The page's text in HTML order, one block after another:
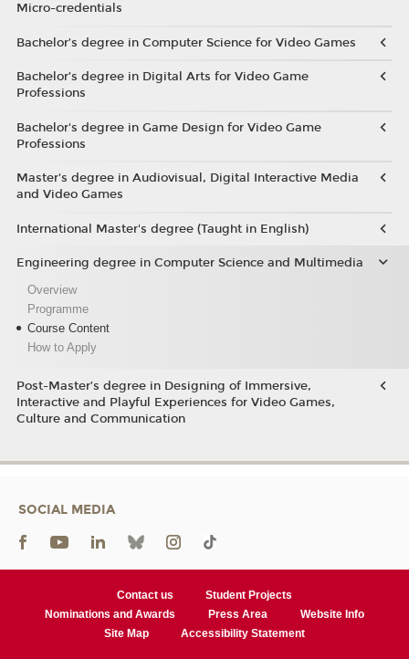
Micro-credentials
Bachelor’s degree in Computer Science for Video Games
Bachelor’s degree in Digital Arts for Video Game
Professions
Bachelor's degree in Game Design for Video Game
Professions
Master's degree in Audiovisual, Digital Interactive Media
and Video Games
International Master's degree (Taught in English)
Engineering degree in Computer Science and Multimedia
Overview
Programme
Course Content
How to Apply
Post-Master’s degree in Designing of Immersive,
Interactive and Playful Experiences for Video Games,
Culture and Communication
SOCIAL MEDIA
Contact us
Student Projects
Nominations and Awards
Press Area
Website Info
Site Map
Accessibility Statement